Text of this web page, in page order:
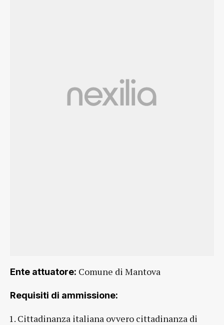
Ente attuatore: Comune di Mantova
Requisiti di ammissione:
Cittadinanza italiana ovvero cittadinanza di